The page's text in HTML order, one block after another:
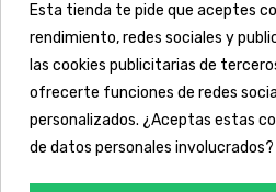
Cafeína anhidra
Uno de los ingredientes más
avalados científicamente por
científicos acerca de su
resistencia durante la actividad
estado de alerta, la capacidad
Esta tienda te pide que aceptes
rendimiento, redes sociales y
las cookies publicitarias de
ofrecerte funciones de redes
personalizados. ¿Aceptas estas
de datos personales involucrados?